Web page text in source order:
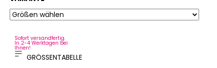
Sofort versandfertig.
In 2-4 Werktagen bei
Ihnen!
GRÖSSENTABELLE